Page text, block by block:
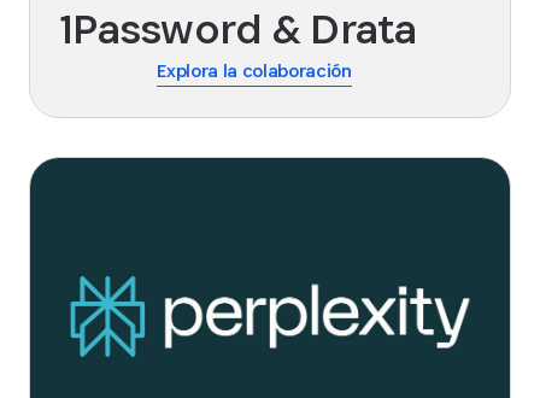
1Password & Drata
Explora la colaboración